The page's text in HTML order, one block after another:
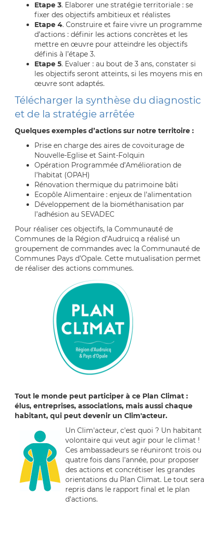
Etape 3. Elaborer une stratégie territoriale : se
fixer des objectifs ambitieux et réalistes
Etape 4. Construire et faire vivre un programme
d’actions : définir les actions concrètes et les
mettre en œuvre pour atteindre les objectifs
définis à l’étape 3.
Etape 5. Evaluer : au bout de 3 ans, constater si
les objectifs seront atteints, si les moyens mis en
œuvre sont adaptés.
Télécharger la synthèse du diagnostic
et de la stratégie arrêtée
Quelques exemples d’actions sur notre territoire :
Prise en charge des aires de covoiturage de
Nouvelle-Eglise et Saint-Folquin
Opération Programmée d’Amélioration de
l’habitat (OPAH)
Rénovation thermique du patrimoine bâti
Ecopôle Alimentaire : enjeux de l’alimentation
Développement de la biométhanisation par
l’adhésion au SEVADEC
Pour réaliser ces objectifs, la Communauté de
Communes de la Région d’Audruicq a réalisé un
groupement de commandes avec la Communauté de
Communes Pays d’Opale. Cette mutualisation permet
de réaliser des actions communes.
Tout le monde peut participer à ce Plan Climat :
élus, entreprises, associations, mais aussi chaque
habitant, qui peut devenir un Clim'acteur.
Un Clim'acteur, c'est quoi ? Un habitant
volontaire qui veut agir pour le climat !
Ces ambassadeurs se réuniront trois ou
quatre fois dans l'année, pour proposer
des actions et concrétiser les grandes
orientations du Plan Climat. Le tout sera
repris dans le rapport final et le plan
d'actions.